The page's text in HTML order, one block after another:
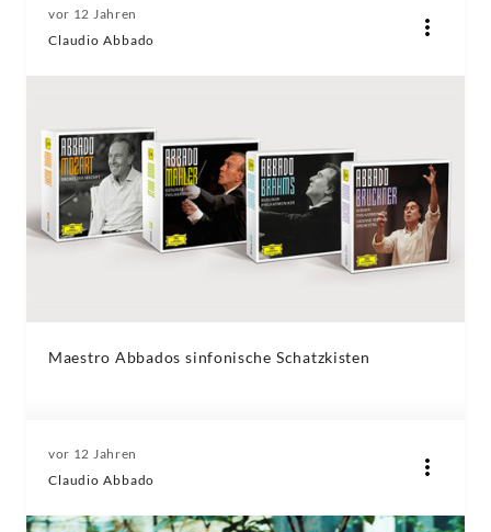
vor 12 Jahren
Claudio Abbado
Maestro Abbados sinfonische Schatzkisten
vor 12 Jahren
Claudio Abbado